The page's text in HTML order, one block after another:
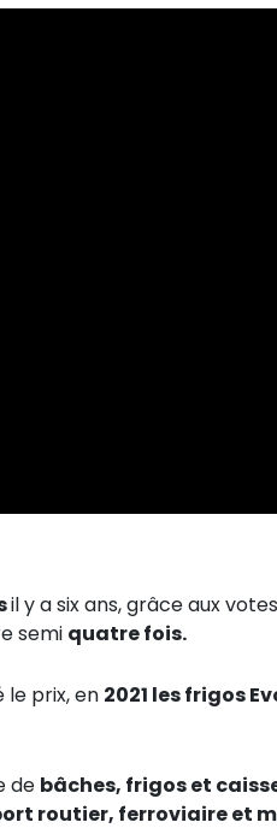
il y a six ans, grâce aux
semi quatre fois.
prix, en 2021 les frigos
de bâches, frigos et
routier, ferroviaire et